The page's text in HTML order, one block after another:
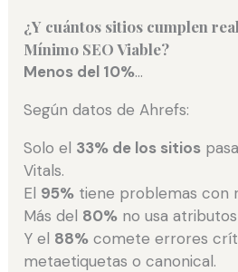
¿Y cuántos sitios cumplen
Mínimo SEO Viable?
Menos del 10%…
Según datos de Ahrefs:
Solo el 33% de los sitios
Vitals.
El 95% tiene problemas con
Más del 80% no usa
Y el 88% comete errores
metaetiquetas o canonical.